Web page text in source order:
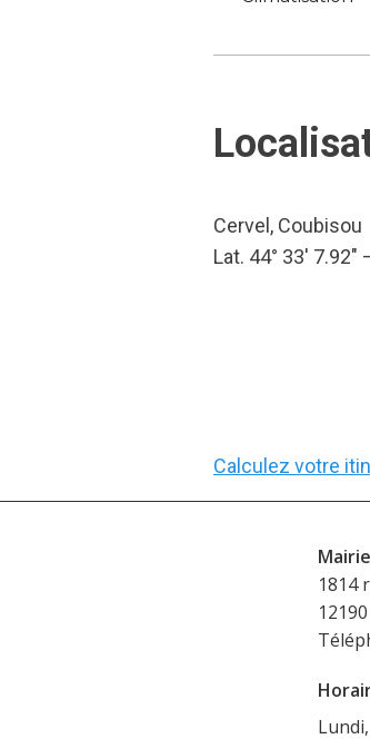
Cervel, Coubisou
Lat. 44° 33′ 7.92″
Calculez votre
1814